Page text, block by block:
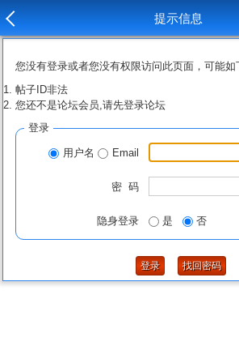
提示信息
您没有登录或者您没有权限访问此页面，可能如
帖子ID非法
您还不是论坛会员,请先登录论坛
登录
用户名 Email
密 码
隐身登录 是 否